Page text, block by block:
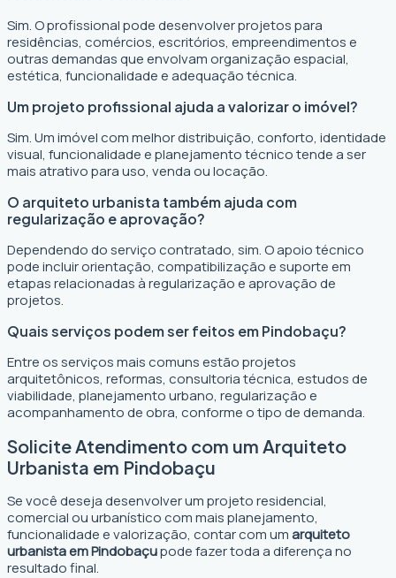
Sim. O profissional pode desenvolver projetos para
residências, comércios, escritórios, empreendimentos e
outras demandas que envolvam organização espacial,
estética, funcionalidade e adequação técnica.
Um projeto profissional ajuda a valorizar o imóvel?
Sim. Um imóvel com melhor distribuição, conforto, identidade
visual, funcionalidade e planejamento técnico tende a ser
mais atrativo para uso, venda ou locação.
O arquiteto urbanista também ajuda com
regularização e aprovação?
Dependendo do serviço contratado, sim. O apoio técnico
pode incluir orientação, compatibilização e suporte em
etapas relacionadas à regularização e aprovação de
projetos.
Quais serviços podem ser feitos em Pindobaçu?
Entre os serviços mais comuns estão projetos
arquitetônicos, reformas, consultoria técnica, estudos de
viabilidade, planejamento urbano, regularização e
acompanhamento de obra, conforme o tipo de demanda.
Solicite Atendimento com um Arquiteto
Urbanista em Pindobaçu
Se você deseja desenvolver um projeto residencial,
comercial ou urbanístico com mais planejamento,
funcionalidade e valorização, contar com umarquiteto
urbanista em Pindobaçupode fazer toda a diferença no
resultado final.